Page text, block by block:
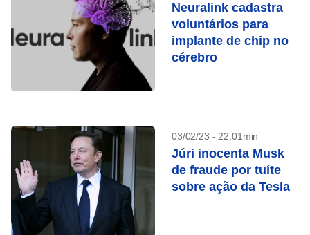
Neuralink cadastra
voluntários para
implante de chip no
cérebro
03/02/23 - 22:01min
Júri inocenta Musk
de fraude por tuíte
sobre ação da Tesla